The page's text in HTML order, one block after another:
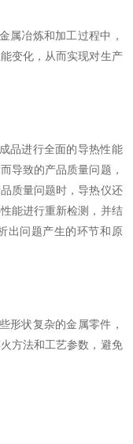
属冶炼和加工过程中，
变化，从而实现对生产
品进行全面的导热性能
导致的产品质量问题，
质量问题时，导热仪还
能进行重新检测，并结
出问题产生的环节和原
形状复杂的金属零件，
方法和工艺参数，避免